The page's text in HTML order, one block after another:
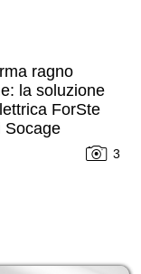
ragno
la soluzione
ForSte
Socage
3